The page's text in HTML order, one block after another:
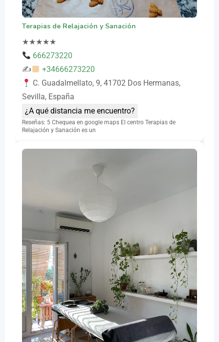
Terapias de Relajación y Sanación
★★★★★
666273220
✍
+34666273220
C. Guadalmellato, 9, 41702 Dos Hermanas,
Sevilla, España
¿A qué distancia me encuentro?
Reseñas: 5 Chequea en google maps El centro Terapias de
Relajación y Sanación es un